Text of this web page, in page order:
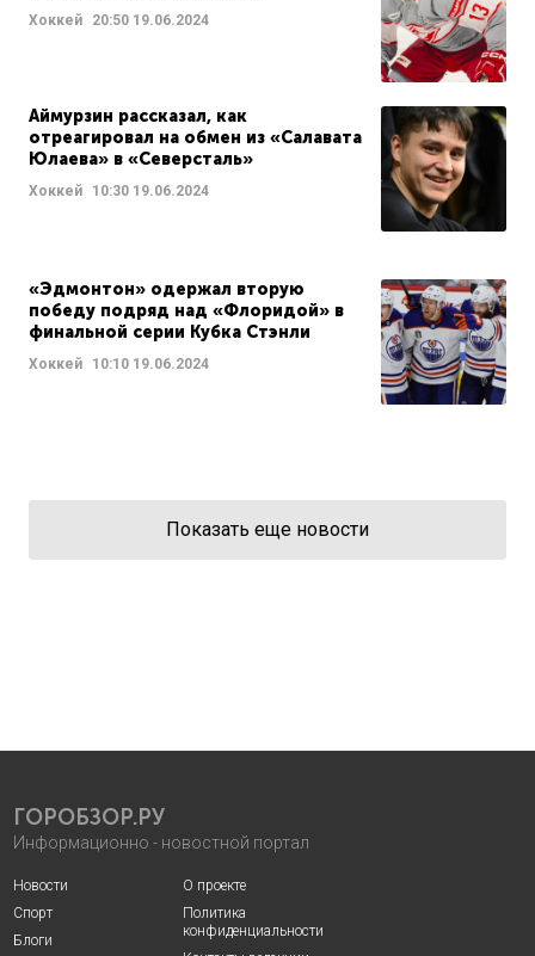
Хоккей 20:50 19.06.2024
Аймурзин рассказал, как
отреагировал на обмен из «Салавата
Юлаева» в «Северсталь»
Хоккей 10:30 19.06.2024
«Эдмонтон» одержал вторую
победу подряд над «Флоридой» в
финальной серии Кубка Стэнли
Хоккей 10:10 19.06.2024
Показать еще новости
ГОРОБЗОР.РУ
Информационно - новостной портал
Новости
Спорт
Блоги
О проекте
Политика
конфиденциальности